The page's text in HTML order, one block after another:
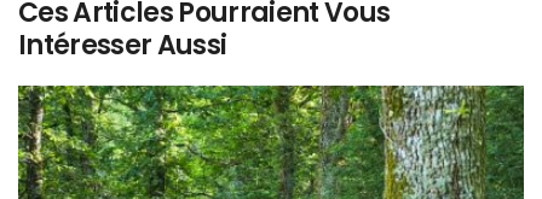
Ces Articles Pourraient Vous
Intéresser Aussi